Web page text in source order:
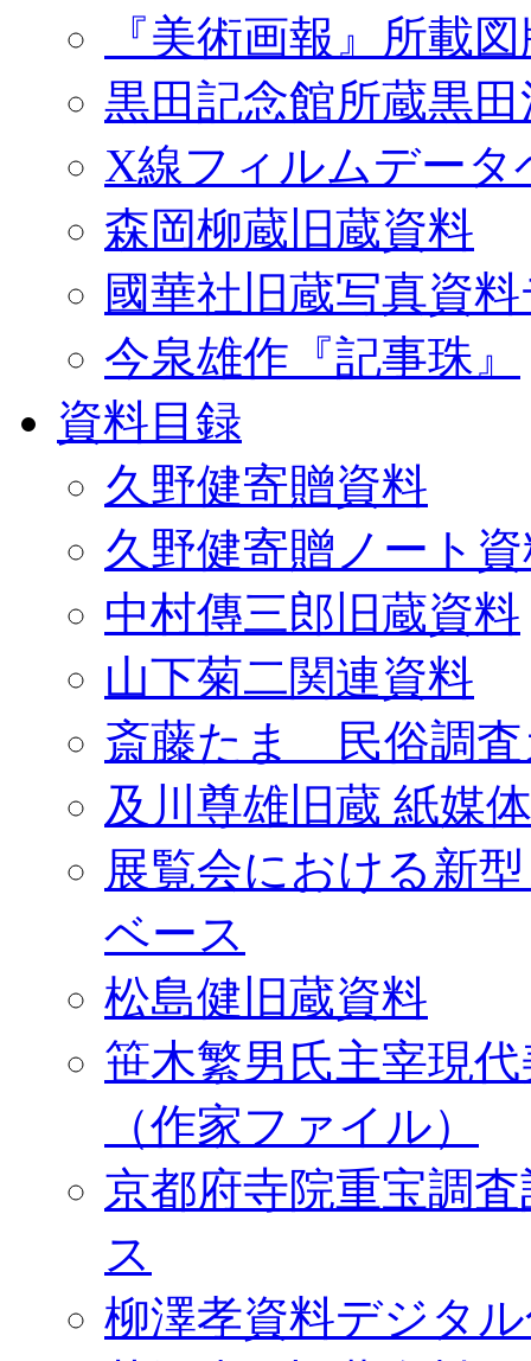
『美術画報』所載
黒田記念館所蔵黒
X線フィルムデータ
森岡柳蔵旧蔵資料
國華社旧蔵写真資
今泉雄作『記事珠』
資料目録
久野健寄贈資料
久野健寄贈ノート
中村傳三郎旧蔵資料
山下菊二関連資料
斎藤たま 民俗調査
及川尊雄旧蔵 紙媒
展覧会における新
ベース
松島健旧蔵資料
笹木繁男氏主宰現
（作家ファイル）
京都府寺院重宝調
ス
柳澤孝資料デジタ